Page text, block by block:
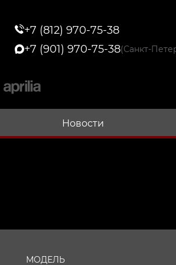
+7 (812) 970-75-38
+7 (901) 970-75-38(Санкт-
Новости
МОДЕЛЬ